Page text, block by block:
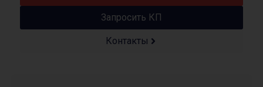
Запросить КП
Контакты